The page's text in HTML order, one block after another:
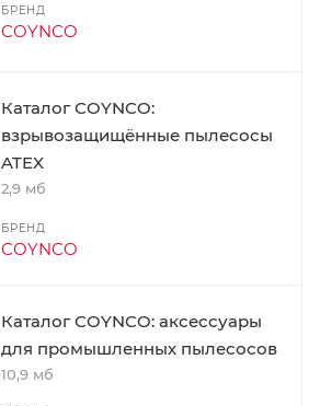
БРЕНД
COYNCO
Каталог COYNCO:
взрывозащищённые пылесосы
ATEX
2,9 мб
БРЕНД
COYNCO
Каталог COYNCO: аксессуары
для промышленных пылесосов
10,9 мб